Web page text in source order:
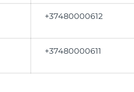
+37480000612
+37480000611